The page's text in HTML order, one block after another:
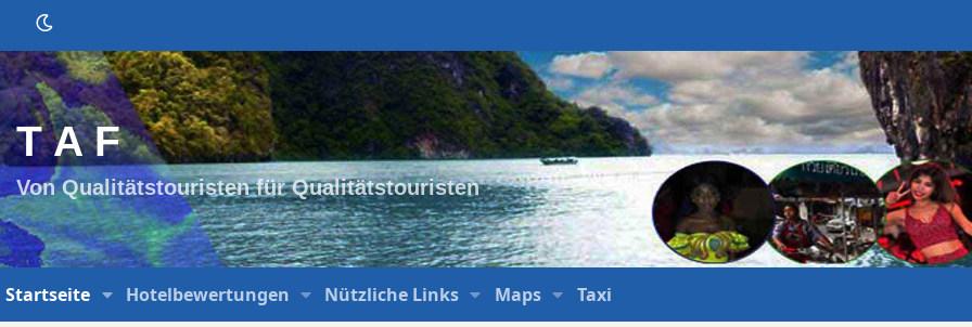
T A F
Von Qualitätstouristen für Qualitätstouristen
Startseite Hotelbewertungen Nützliche Links Maps Taxi